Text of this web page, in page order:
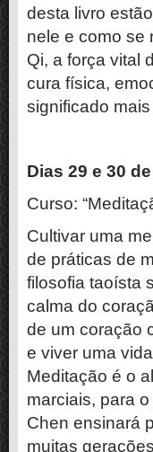
desta livro
nele e como se
Qi, a força vital
cura física,
significado
Dias 29 e 30
Curso:
Cultivar uma
de práticas de
filosofia taoísta
calma do
de um coração
e viver uma
Meditação é o
marciais, para
Chen ensinará
muitas